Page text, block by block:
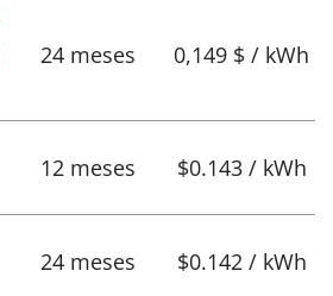
24 meses 0,149 $ / kWh
12 meses $0.143 / kWh
24 meses $0.142 / kWh